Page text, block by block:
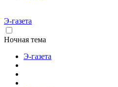
Э-газета
Ночная тема
Э-газета